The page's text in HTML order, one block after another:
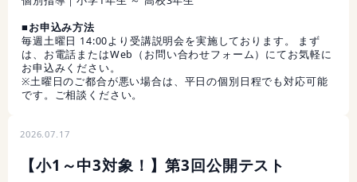
■お申込み方法
毎週土曜日 14:00より受講説明会を実施しております。 まず
は、お電話またはWeb（お問い合わせフォーム）にてお気軽に
お申込みください。
※土曜日のご都合が悪い場合は、平日の個別日程でも対応可能
です。ご相談ください。
2026.07.17
【小1～中3対象！】第3回公開テスト